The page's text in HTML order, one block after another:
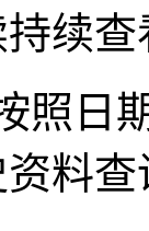
续
照日
料